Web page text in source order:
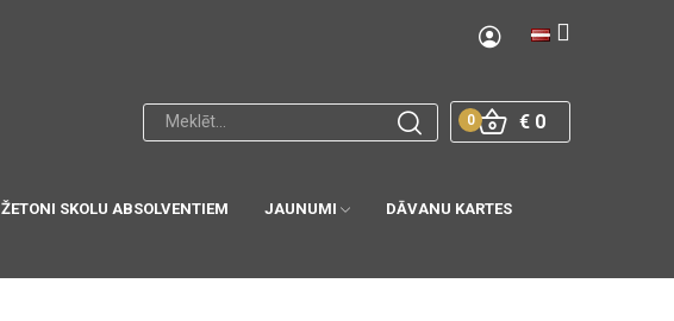
€ 0
0
ŽETONI SKOLU ABSOLVENTIEM JAUNUMI
DĀVANU KARTES